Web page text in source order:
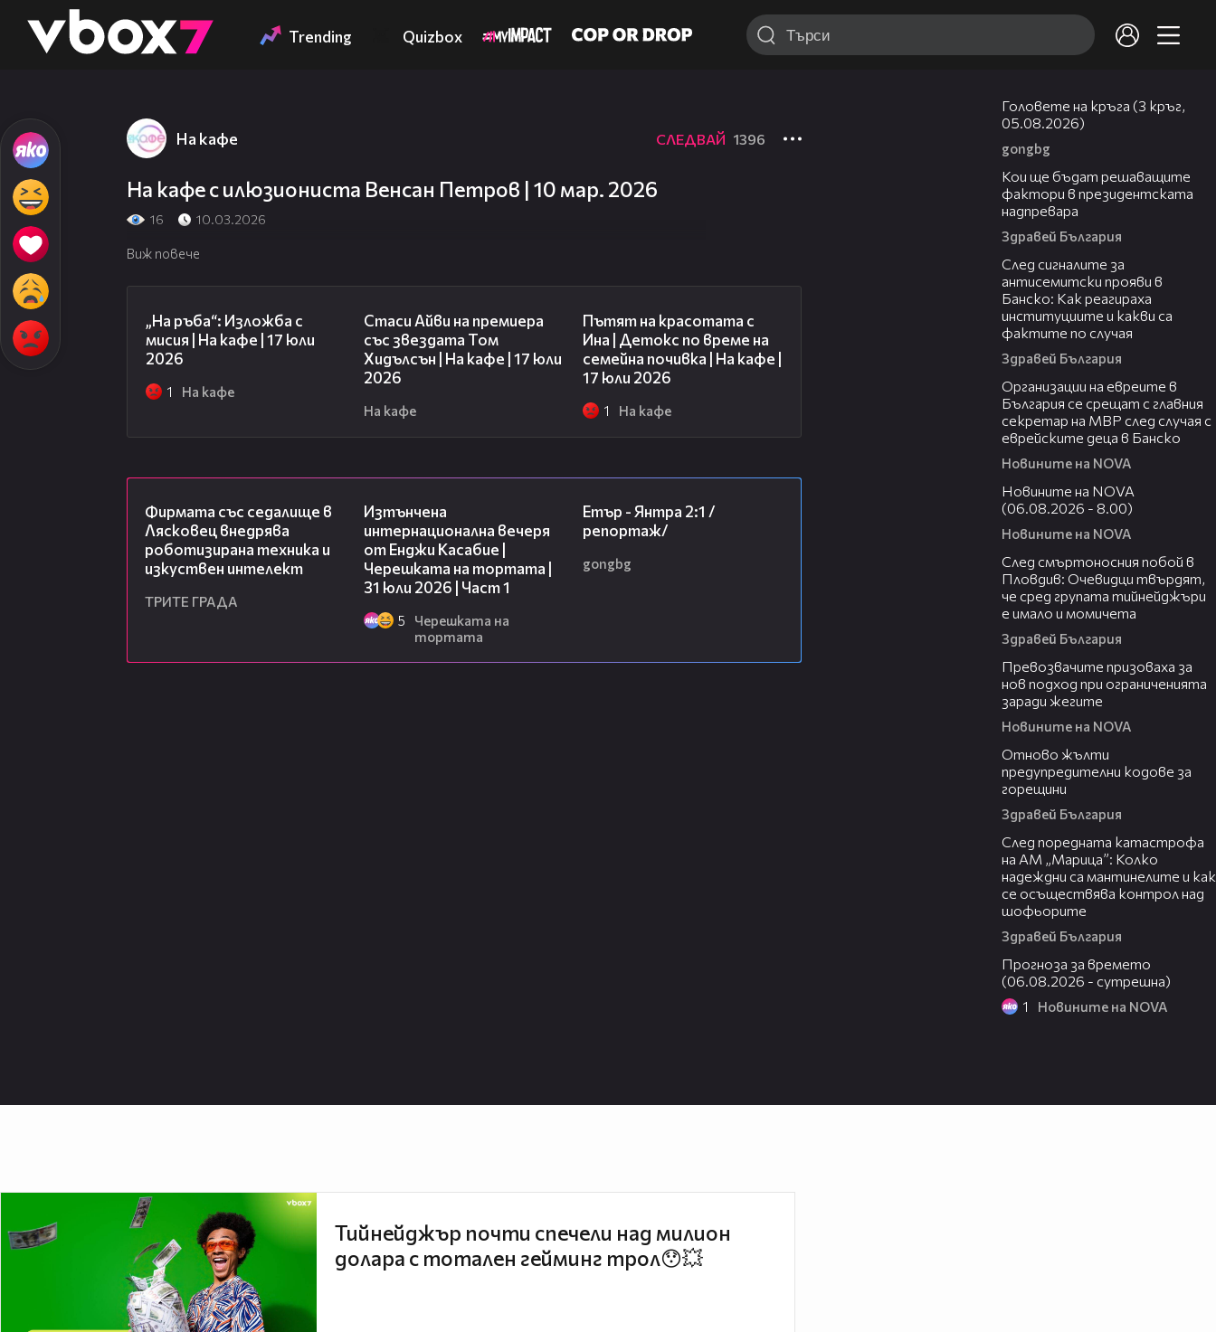
👾 Trending Quizbox
На кафе СЛЕДВАЙ 1396
На кафе с илюзиониста Венсан Петров | 10 мар. 2026
16 10.03.2026
Виж повече
„На ръба“: Изложба с
мисия | На кафе | 17 юли
2026
1 На кафе
Стаси Айви на премиера
със звездата Том
Хидълсън | На кафе | 17 юли
2026
На кафе
Пътят на красотата с
Ина | Детокс по време на
семейна почивка | На кафе |
17 юли 2026
1 На кафе
Фирмата със седалище в
Лясковец внедрява
роботизирана техника и
изкуствен интелект
ТРИТЕ ГРАДА
Изтънчена
интернационална вечеря
от Енджи Касабие |
Черешката на тортата |
31 юли 2026 | Част 1
5
Черешката на
тортата
Етър - Янтра 2:1 /
репортаж/
gongbg
Головете на кръга (3 кръг,
05.08.2026)
gongbg
Кои ще бъдат решаващите
фактори в президентската
надпревара
Здравей България
След сигналите за
антисемитски прояви в
Банско: Как реагираха
институциите и какви са
фактите по случая
Здравей България
Организации на евреите в
България се срещат с главния
секретар на МВР след случая с
еврейските деца в Банско
Новините на NOVA
Новините на NOVA
(06.08.2026 - 8.00)
Новините на NOVA
След смъртоносния побой в
Пловдив: Очевидци твърдят,
че сред групата тийнейджъри
е имало и момичета
Здравей България
Превозвачите призоваха за
нов подход при ограниченията
заради жегите
Новините на NOVA
Отново жълти
предупредителни кодове за
горещини
Здравей България
След поредната катастрофа
на АМ „Марица”: Колко
надеждни са мантинелите и как
се осъществява контрол над
шофьорите
Здравей България
Прогноза за времето
(06.08.2026 - сутрешна)
1 Новините на NOVA
Тийнейджър почти спечели над милион
долара с тотален гейминг трол😯💥